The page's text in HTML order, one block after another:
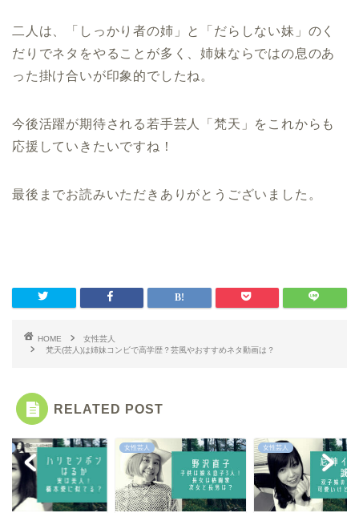
二人は、「しっかり者の姉」と「だらしない妹」のく
だりでネタをやることが多く、姉妹ならではの息のあ
った掛け合いが印象的でしたね。
今後活躍が期待される若手芸人「梵天」をこれからも
応援していきたいですね！
最後までお読みいただきありがとうございました。
HOME
女性芸人
梵天(芸人)は姉妹コンビで高学歴？芸風やおすすめネタ動画は？
RELATED POST
女性芸人 女性芸人